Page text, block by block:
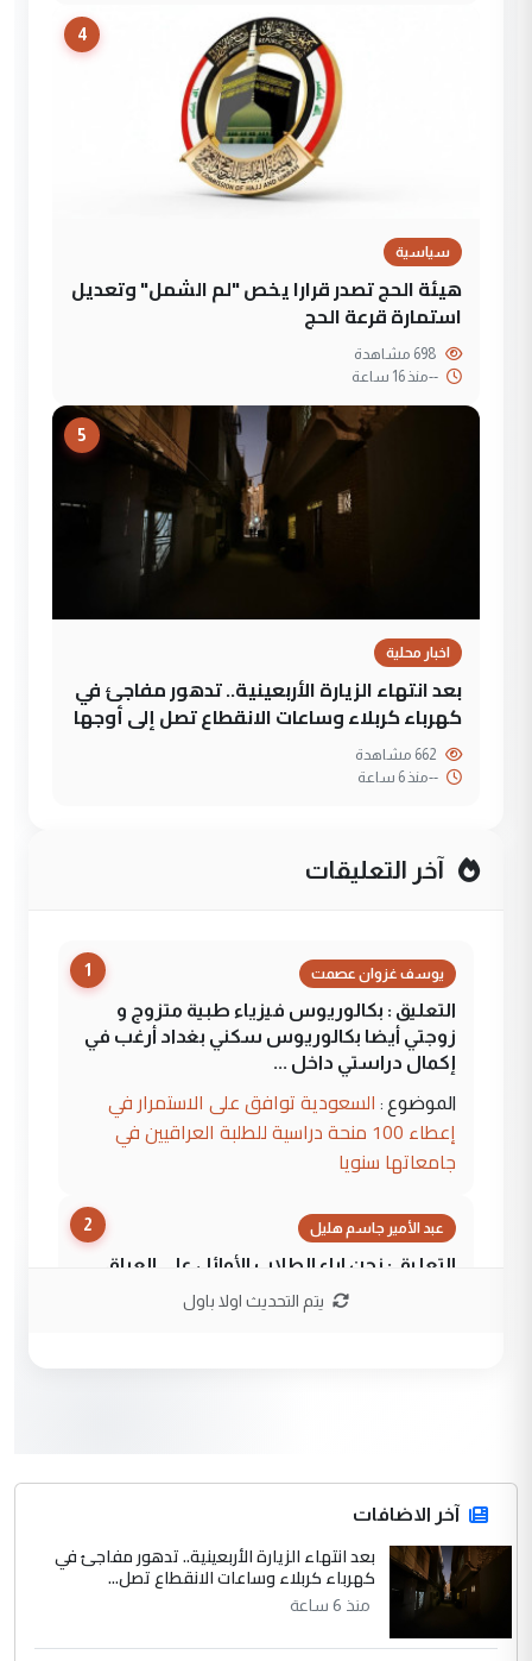
4
سياسية
هيئة الحج تصدر قرارا يخص "لم الشمل" وتعديل
استمارة قرعة الحج
--منذ 16 ساعة
5
اخبار محلية
بعد انتهاء الزيارة الأربعينية.. تدهور مفاجئ في
كهرباء كربلاء وساعات الانقطاع تصل إلى أوجها
--منذ 6 ساعة
آخر التعليقات
1 يوسف غزوان عصمت
التعليق : بكالوريوس فيزياء طبية متزوج و
زوجتي أيضا بكالوريوس سكني بغداد أرغب في
إكمال دراستي داخل ...
الموضوع : السعودية توافق على الاستمرار في
إعطاء 100 منحة دراسية للطلبة العراقيين في
جامعاتها سنويا
2 عبد الأمير جاسم هليل
التعليق : نحن اباء الطلاب الأوائل على العراق
نتشرف بلقاء السيد احمد الصافي في العتبات
التعليق : قرار مستعجل جدا ولامصلحة فيه
للوزاره ولا للمواطن القرار الصائب يكون بعد
الاستماع للمدير ومغرفة ...
الموضوع :
وزير الصحة يعفي مدير مستشفى الكرخ
العام في بغداد
يتم التحديث اولا باول
آخر الاضافات
بعد انتهاء الزيارة الأربعينية.. تدهور مفاجئ في
كهرباء كربلاء وساعات الانقطاع تصل...
منذ 6 ساعة